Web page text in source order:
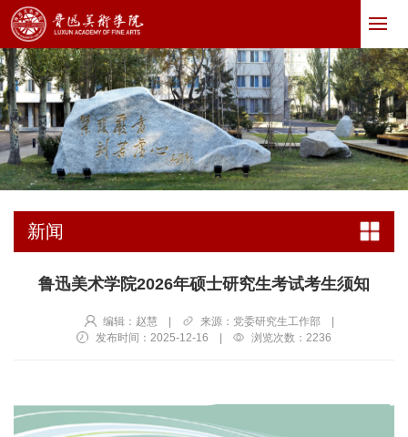
新闻
鲁迅美术学院2026年硕士研究生考试考生须知
编辑：赵慧 | 来源：党委研究生工作部
|
发布时间：2025-12-16
| 浏览次数： 2236